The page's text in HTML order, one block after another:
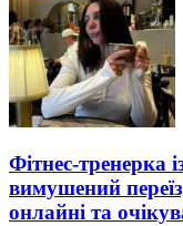
Фітнес-тренерка
вимушений
онлайні та